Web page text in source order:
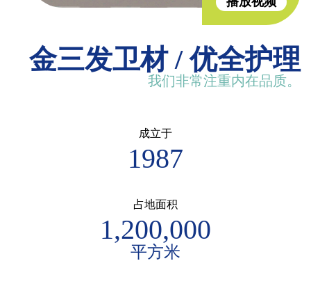
金三发卫材 / 优全护理
我们非常注重内在品质。
成立于
1987
占地面积
1,200,000
平方米